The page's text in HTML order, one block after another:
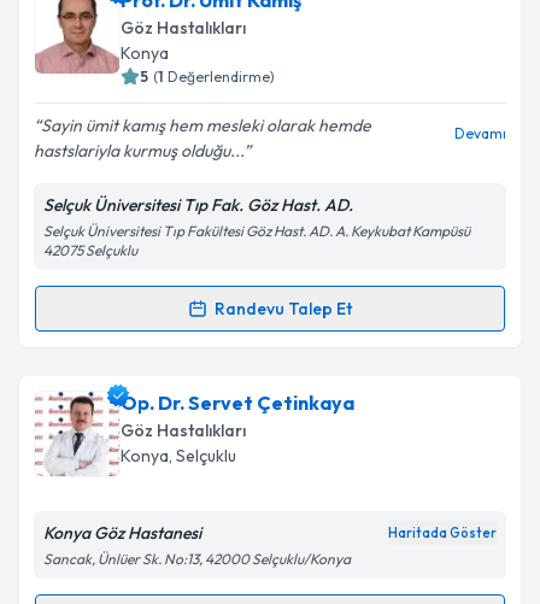
talebi oluşturun. Size bu uzmandan randevu almanız
için bir takvim hazırlandığında e-posta ile
bilgilendireceğiz.
E-posta Adresiniz
Kişisel verilerimin işlenmesine ilişkinAydınlatma
Metni
kapsamda işlenmesini kabul ediyorum.
Göz Hastalıkları
Konya
5 (1 Değerlendirme)
Sayin ümit kamış hem mesleki olarak hemde
hastslariyla kurmuş olduğu...
Devamı
Selçuk Üniversitesi Tıp Fak. Göz Hast. AD.
Selçuk Üniversitesi Tıp Fakültesi Göz Hast. AD. A. Keykubat Kampüsü
42075 Selçuklu
Randevu Talep Et
Randevu Takvimi Talebi
Prof. Dr. Ümit Kamışiçin randevu takvimi talebi
oluşturun. Size bu uzmandan randevu almanız için bir
takvim hazırlandığında e-posta ile bilgilendireceğiz.
Op. Dr. Servet Çetinkaya
Göz Hastalıkları
Konya, Selçuklu
Konya Göz Hastanesi Haritada Göster
Sancak, Ünlüer Sk. No:13, 42000 Selçuklu/Konya